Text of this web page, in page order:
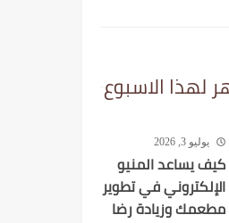
لهذا الاسبوع
يوليو 3, 2026
كيف يساعد المنيو
الإلكتروني في تطوير
مطعمك وزيادة رضا